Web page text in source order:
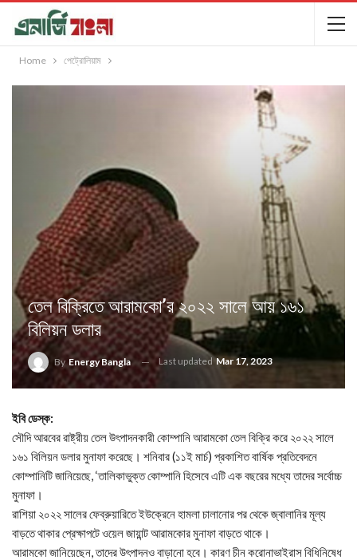
Home পেট্রোলিয়াম
তেল বিক্রিতে আরামকো’র ২০২২ সালে আয় ১৬১
বিলিয়ন ডলার
By Energy Bangla Last updated Mar 17, 2023
ইবি ডেস্ক:
সৌদি আরবের রাষ্ট্রীয় তেল উৎপাদনকারী কোম্পানি আরামকো তেল বিক্রি করে ২০২২ সালে
১৬১ বিলিয়ন ডলার মুনাফা করেছে। শনিবার (১১ই মার্চ) প্রকাশিত বার্ষিক প্রতিবেদনে
কোম্পানিটি জানিয়েছে, ‘তালিকাভুক্ত কোম্পানি হিসেবে এটি এক বছরের মধ্যে তাদের সর্বোচ্চ
মুনাফা।
রাশিয়া ২০২২ সালের ফেব্রুয়ারিতে ইউক্রেনে হামলা চালানোর পর থেকে জ্বালানির মূল্য
বাড়তে থাকার প্রেক্ষাপটে ওয়েল জায়ান্ট আরামকোর মুনাফা বাড়তে থাকে।
আরামকো জানিয়েছেন, তাদের উৎপাদনও বাড়ানো হবে। কারণ চীন করোনাভাইরাস বিধিনিষেধ